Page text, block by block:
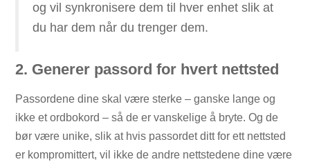
og vil synkronisere dem til hver enhet slik at
du har dem når du trenger dem.
2. Generer passord for hvert nettsted
Passordene dine skal være sterke – ganske lange og
ikke et ordbokord – så de er vanskelige å bryte. Og de
bør være unike, slik at hvis passordet ditt for ett nettsted
er kompromittert, vil ikke de andre nettstedene dine være